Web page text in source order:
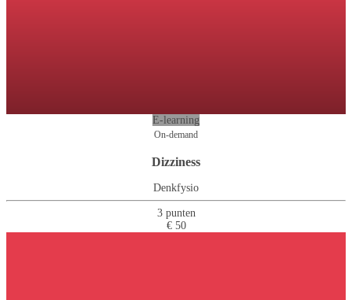
E-learning
On-demand
Dizziness
Denkfysio
3 punten
€ 50